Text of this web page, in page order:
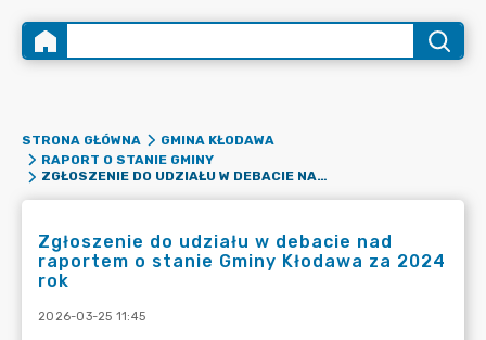
STRONA GŁÓWNA
GMINA KŁODAWA
RAPORT O STANIE GMINY
ZGŁOSZENIE DO UDZIAŁU W DEBACIE NAD RAPORTEM O STANIE GMINY KŁODAWA ZA 2024 ROK
Zgłoszenie do udziału w debacie nad
raportem o stanie Gminy Kłodawa za 2024
rok
2026-03-25 11:45